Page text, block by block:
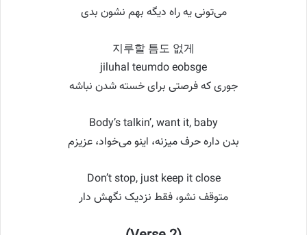
می‌تونی یه راه دیگه بهم نشون بدی
지루할 틈도 없게
jiluhal teumdo eobsge
جوری که فرصتی برای خسته شدن نباشه
Body’s talkin’, want it, baby
بدن داره حرف میزنه، اینو می‌خواد، عزیزم
Don’t stop, just keep it close
متوقف نشو، فقط نزدیک نگهش دار